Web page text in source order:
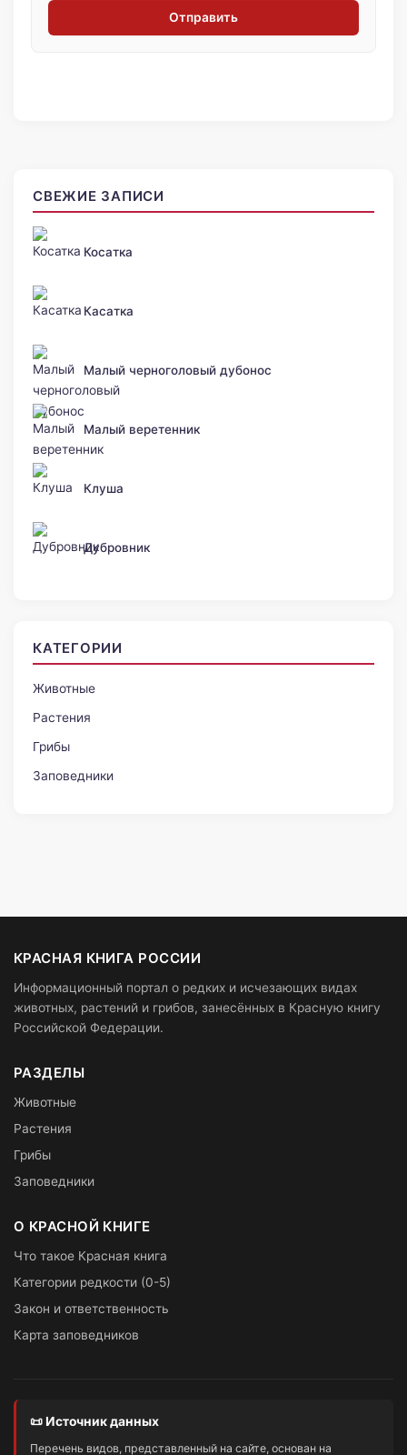
Отправить
СВЕЖИЕ ЗАПИСИ
Косатка
Касатка
Малый черноголовый дубонос
Малый веретенник
Клуша
Дубровник
КАТЕГОРИИ
Животные
Растения
Грибы
Заповедники
КРАСНАЯ КНИГА РОССИИ
Информационный портал о редких и исчезающих видах
животных, растений и грибов, занесённых в Красную книгу
Российской Федерации.
РАЗДЕЛЫ
Животные
Растения
Грибы
Заповедники
О КРАСНОЙ КНИГЕ
Что такое Красная книга
Категории редкости (0-5)
Закон и ответственность
Карта заповедников
📜 Источник данных
Перечень видов, представленный на сайте, основан на